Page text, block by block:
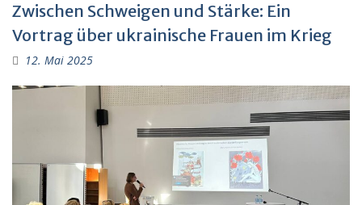
Zwischen Schweigen und Stärke: Ein
Vortrag über ukrainische Frauen im Krieg
12. Mai 2025